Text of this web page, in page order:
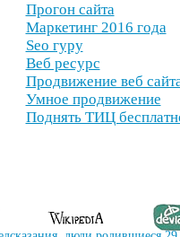
Прогон сайта
Маркетинг 2016 года
Seo гуру
Веб ресурс
Продвижение веб
Умное продвижение
Поднять ТИЦ